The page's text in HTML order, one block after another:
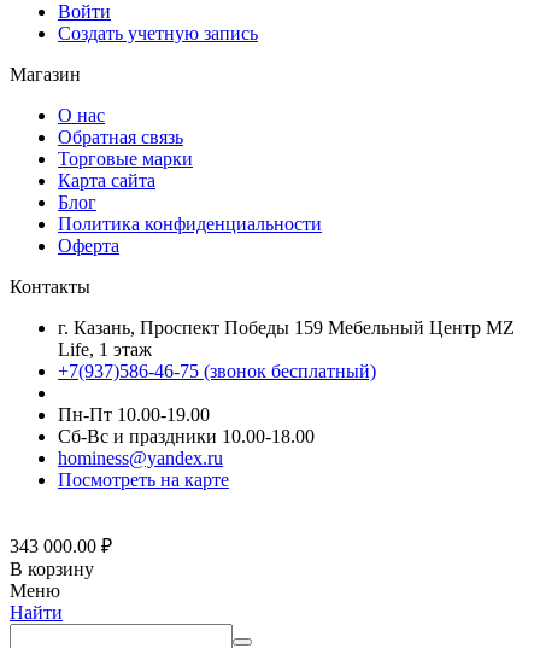
Войти
Создать учетную запись
Магазин
О нас
Обратная связь
Торговые марки
Карта сайта
Блог
Политика конфиденциальности
Оферта
Контакты
г. Казань, Проспект Победы 159 Мебельный Центр MZ
Life, 1 этаж
+7(937)586-46-75 (звонок бесплатный)
Пн-Пт 10.00-19.00
Сб-Вс и праздники 10.00-18.00
hominess@yandex.ru
Посмотреть на карте
343 000.00 ₽
В корзину
Меню
Найти